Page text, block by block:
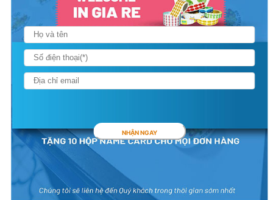
BẢNG GIÁ IN DECAL GIẤY
NHẬN NGAY